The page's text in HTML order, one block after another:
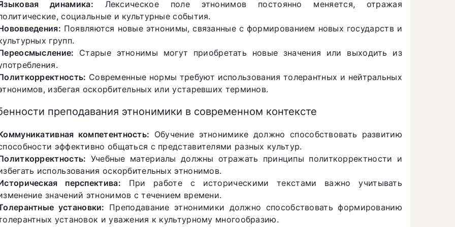
динамика: Лексическое поле этнонимов постоянно меняется, отражая
социальные и культурные события.
Появляются новые этнонимы, связанные с формированием новых государств и
групп.
Старые этнонимы могут приобретать новые значения или выходить из
Современные нормы требуют использования толерантных и нейтральных
избегая оскорбительных или устаревших терминов.
преподавания этнонимики в современном контексте
компетентность: Обучение этнонимике должно способствовать развитию
эффективно общаться с представителями разных культур.
Учебные материалы должны отражать принципы политкорректности и
использования оскорбительных этнонимов.
перспектива: При работе с историческими текстами важно учитывать
значений этнонимов с течением времени.
установки: Преподавание этнонимики должно способствовать формированию
установок и уважения к культурному многообразию.